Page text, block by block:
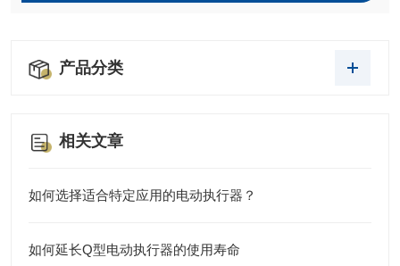
产品分类
相关文章
如何选择适合特定应用的电动执行器？
如何延长Q型电动执行器的使用寿命